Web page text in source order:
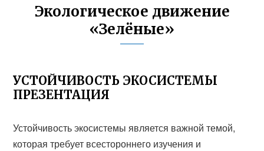
Экологическое движение
«Зелёные»
УСТОЙЧИВОСТЬ ЭКОСИСТЕМЫ
ПРЕЗЕНТАЦИЯ
Устойчивость экосистемы является важной темой,
которая требует всестороннего изучения и